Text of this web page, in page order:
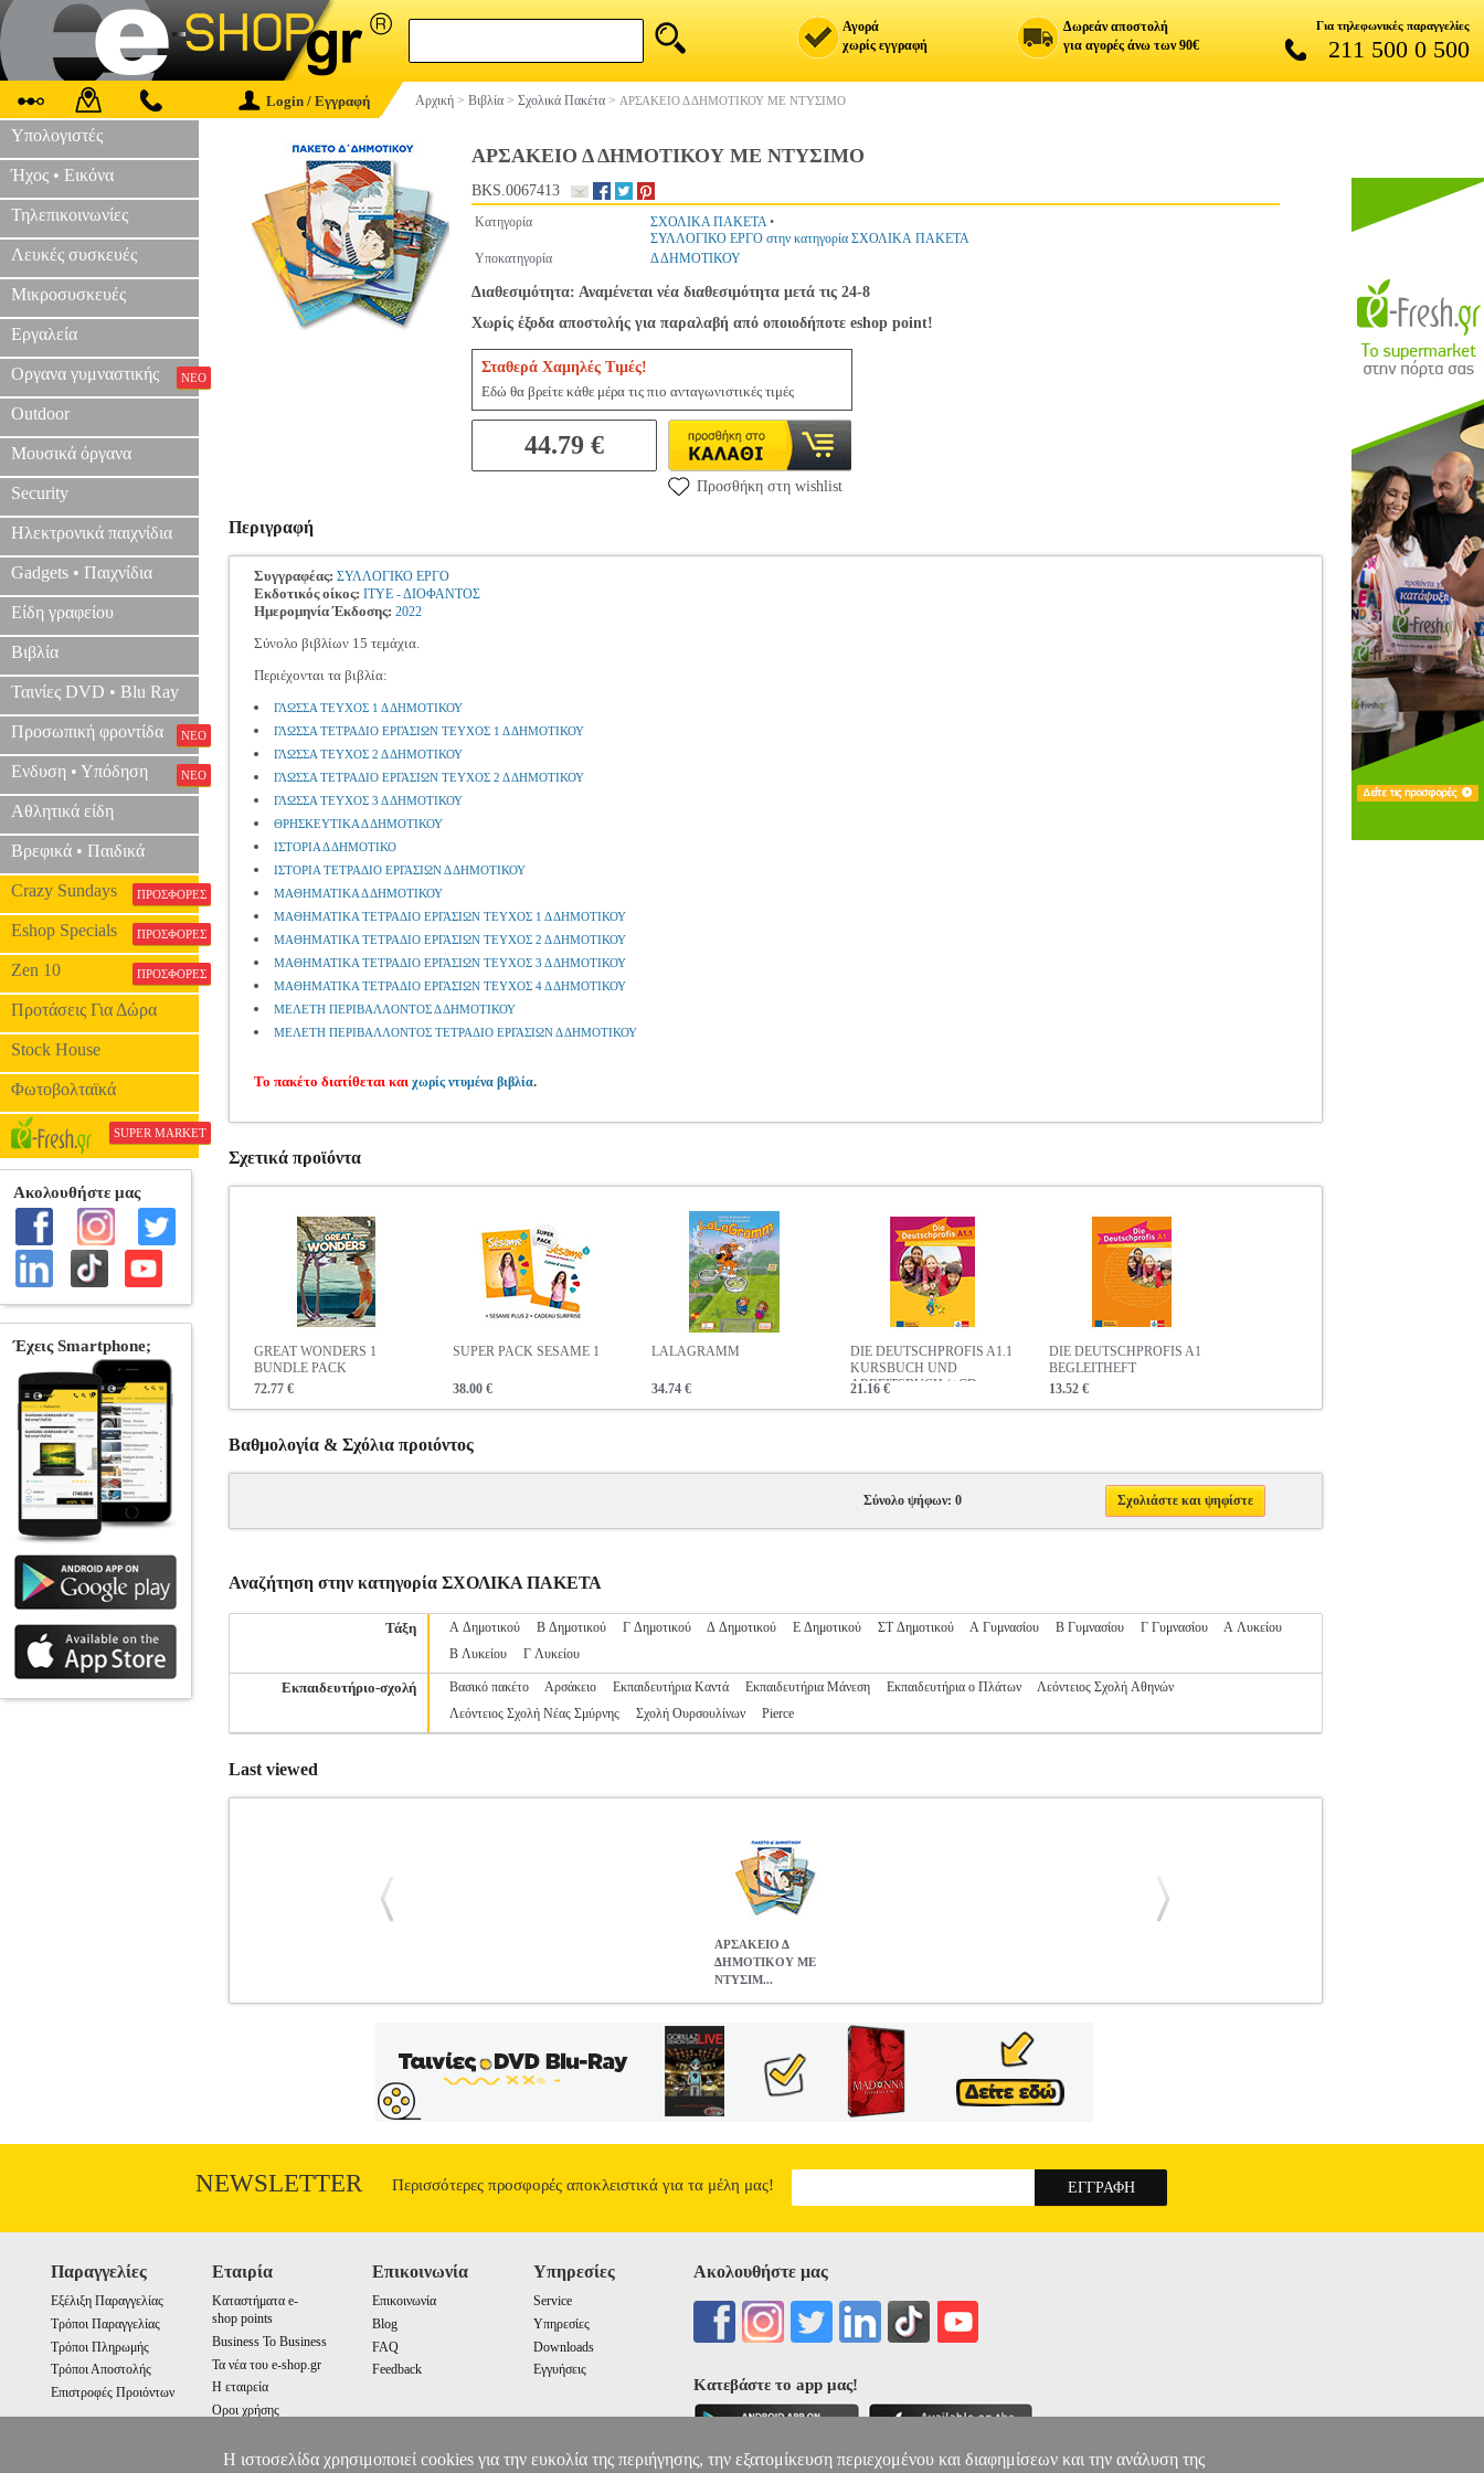
Αγορά
χωρίς εγγραφή
Δωρεάν αποστολή
για αγορές άνω των 90€
Για τηλεφωνικές παραγγελίες
211 500 0 500
Login / Εγγραφή Αρχική > Βιβλία > Σχολικά Πακέτα > ΑΡΣΑΚΕΙΟ Δ ΔΗΜΟΤΙΚΟΥ ΜΕ ΝΤΥΣΙΜΟ
Υπολογιστές
Ήχος • Εικόνα
Τηλεπικοινωνίες
Λευκές συσκευές
Μικροσυσκευές
Εργαλεία
Οργανα γυμναστικής ΝΕΟ
Outdoor
Μουσικά όργανα
Security
Ηλεκτρονικά παιχνίδια
Gadgets • Παιχνίδια
Είδη γραφείου
Βιβλία
Ταινίες DVD • Blu Ray
Προσωπική φροντίδα ΝΕΟ
Ενδυση • Υπόδηση ΝΕΟ
Αθλητικά είδη
Βρεφικά • Παιδικά
Crazy Sundays ΠΡΟΣΦΟΡΕΣ
Eshop Specials ΠΡΟΣΦΟΡΕΣ
Zen 10 ΠΡΟΣΦΟΡΕΣ
Προτάσεις Για Δώρα
Stock House
Φωτοβολταϊκά
SUPER MARKET
ΑΡΣΑΚΕΙΟ Δ ΔΗΜΟΤΙΚΟΥ ΜΕ ΝΤΥΣΙΜΟ
BKS.0067413
Κατηγορία ΣΧΟΛΙΚΑ ΠΑΚΕΤΑ•
ΣΥΛΛΟΓΙΚΟ ΕΡΓΟ στην κατηγορία ΣΧΟΛΙΚΑ ΠΑΚΕΤΑ
Υποκατηγορία
Δ ΔΗΜΟΤΙΚΟΥ
Διαθεσιμότητα: Αναμένεται νέα διαθεσιμότητα μετά τις 24-8
Χωρίς έξοδα αποστολής για παραλαβή από οποιοδήποτε eshop point!
Σταθερά Χαμηλές Τιμές!
Εδώ θα βρείτε κάθε μέρα τις πιο ανταγωνιστικές τιμές
44.79 €
Προσθήκη στη wishlist
Περιγραφή
Συγγραφέας: ΣΥΛΛΟΓΙΚΟ ΕΡΓΟ
Εκδοτικός οίκος: ΙΤΥΕ - ΔΙΟΦΑΝΤΟΣ
Ημερομηνία Έκδοσης: 2022
Σύνολο βιβλίων 15 τεμάχια.
Περιέχονται τα βιβλία:
ΓΛΩΣΣΑ ΤΕΥΧΟΣ 1 Δ ΔΗΜΟΤΙΚΟΥ
ΓΛΩΣΣΑ ΤΕΤΡΑΔΙΟ ΕΡΓΑΣΙΩΝ ΤΕΥΧΟΣ 1 Δ ΔΗΜΟΤΙΚΟΥ
ΓΛΩΣΣΑ ΤΕΥΧΟΣ 2 Δ ΔΗΜΟΤΙΚΟΥ
ΓΛΩΣΣΑ ΤΕΤΡΑΔΙΟ ΕΡΓΑΣΙΩΝ ΤΕΥΧΟΣ 2 Δ ΔΗΜΟΤΙΚΟΥ
ΓΛΩΣΣΑ ΤΕΥΧΟΣ 3 Δ ΔΗΜΟΤΙΚΟΥ
ΘΡΗΣΚΕΥΤΙΚΑ Δ ΔΗΜΟΤΙΚΟΥ
ΙΣΤΟΡΙΑ Δ ΔΗΜΟΤΙΚΟ
ΙΣΤΟΡΙΑ ΤΕΤΡΑΔΙΟ ΕΡΓΑΣΙΩΝ Δ ΔΗΜΟΤΙΚΟΥ
ΜΑΘΗΜΑΤΙΚΑ Δ ΔΗΜΟΤΙΚΟΥ
ΜΑΘΗΜΑΤΙΚΑ ΤΕΤΡΑΔΙΟ ΕΡΓΑΣΙΩΝ ΤΕΥΧΟΣ 1 Δ ΔΗΜΟΤΙΚΟΥ
ΜΑΘΗΜΑΤΙΚΑ ΤΕΤΡΑΔΙΟ ΕΡΓΑΣΙΩΝ ΤΕΥΧΟΣ 2 Δ ΔΗΜΟΤΙΚΟΥ
ΜΑΘΗΜΑΤΙΚΑ ΤΕΤΡΑΔΙΟ ΕΡΓΑΣΙΩΝ ΤΕΥΧΟΣ 3 Δ ΔΗΜΟΤΙΚΟΥ
ΜΑΘΗΜΑΤΙΚΑ ΤΕΤΡΑΔΙΟ ΕΡΓΑΣΙΩΝ ΤΕΥΧΟΣ 4 Δ ΔΗΜΟΤΙΚΟΥ
ΜΕΛΕΤΗ ΠΕΡΙΒΑΛΛΟΝΤΟΣ Δ ΔΗΜΟΤΙΚΟΥ
ΜΕΛΕΤΗ ΠΕΡΙΒΑΛΛΟΝΤΟΣ ΤΕΤΡΑΔΙΟ ΕΡΓΑΣΙΩΝ Δ ΔΗΜΟΤΙΚΟΥ
Το πακέτο διατίθεται και χωρίς ντυμένα βιβλία.
Σχετικά προϊόντα
GREAT WONDERS 1
BUNDLE PACK
72.77 €
SUPER PACK SESAME 1
38.00 €
LALAGRAMM
34.74 €
DIE DEUTSCHPROFIS A1.1
KURSBUCH UND
ARBEITSBUCH (+CD
21.16 €
DIE DEUTSCHPROFIS A1
BEGLEITHEFT
13.52 €
Βαθμολογία & Σχόλια προιόντος
Σύνολο ψήφων: 0 Σχολιάστε και ψηφίστε
Αναζήτηση στην κατηγορία ΣΧΟΛΙΚΑ ΠΑΚΕΤΑ
Τάξη Α Δημοτικού Β Δημοτικού Γ Δημοτικού Δ Δημοτικού Ε Δημοτικού ΣΤ Δημοτικού Α Γυμνασίου Β Γυμνασίου Γ Γυμνασίου
Α Λυκείου
Β Λυκείου
Γ Λυκείου
Εκπαιδευτήριο-σχολή Βασικό πακέτο Αρσάκειο Εκπαιδευτήρια Καντά Εκπαιδευτήρια Μάνεση Εκπαιδευτήρια ο Πλάτων
Λεόντειος Σχολή Αθηνών
Λεόντειος Σχολή Νέας Σμύρνης
Σχολή Ουρσουλίνων Pierce
Last viewed
ΑΡΣΑΚΕΙΟ Δ
ΔΗΜΟΤΙΚΟΥ ΜΕ
ΝΤΥΣΙΜ...
ΣΧΟΛΙΚΑ ΠΑΚΕΤΑ •ΣΥΛΛΟΓΙΚΟ ΕΡΓΟ στην κατηγορία ΣΧΟΛΙΚΑ ΠΑΚΕΤΑ Συγγραφέας: ΣΥΛΛΟΓΙΚΟ ΕΡΓΟ Εκδοτικός οίκος: ΙΤΥΕ -
ΔΙΟΦΑΝΤΟΣ Ημερομηνία Έκδοσης: 2022 Σύνολο βιβλίων 15 τεμάχια.Περιέχονται τα βιβλία: • ΓΛΩΣΣΑ ΤΕΥΧΟΣ 1 Δ ΔΗΜΟΤΙΚΟΥ • ΓΛΩΣΣΑ
ΤΕΤΡΑΔΙΟ ΕΡΓΑΣΙΩΝ ΤΕΥΧΟΣ 1 Δ ΔΗΜΟΤΙΚΟΥ • ΓΛΩΣΣΑ ΤΕΥΧΟΣ 2 Δ ΔΗΜΟΤΙΚΟΥ • ΓΛΩΣΣΑ ΤΕΤΡΑΔΙΟ ΕΡΓΑΣΙΩΝ ΤΕΥΧΟΣ 2 Δ
ΔΗΜΟΤΙΚΟΥ • ΓΛΩΣΣΑ ΤΕΥΧΟΣ 3 Δ ΔΗΜΟΤΙΚΟΥ • ΘΡΗΣΚΕΥΤΙΚΑ Δ ΔΗΜΟΤΙΚΟΥ • ΙΣΤΟΡΙΑ Δ ΔΗΜΟΤΙΚΟ • ΙΣΤΟΡΙΑ ΤΕΤΡΑΔΙΟ
ΕΡΓΑΣΙΩΝ Δ ΔΗΜΟΤΙΚΟΥ • ΜΑΘΗΜΑΤΙΚΑ Δ ΔΗΜΟΤΙΚΟΥ • ΜΑΘΗΜΑΤΙΚΑ ΤΕΤΡΑΔΙΟ ΕΡΓΑΣΙΩΝ ΤΕΥΧΟΣ 1 Δ ΔΗΜΟΤΙΚΟΥ •
ΠΕΡΙΒΑΛΛΟΝΤΟΣ ΤΕΤΡΑΔΙΟ ΕΡΓΑΣΙΩΝ Δ ΔΗΜΟΤΙΚΟΥ Το πακέτο διατίθεται και χωρίς ντυμένα βιβλία.ΑΡΣΑΚΕΙΟ Δ ΔΗΜΟΤΙΚΟΥ ΜΕ
ΝΤΥΣΙΜΟ
44.79
NEWSLETTER Περισσότερες προσφορές αποκλειστικά για τα μέλη μας!
Παραγγελίες
Εξέλιξη Παραγγελίας
Τρόποι Παραγγελίας
Τρόποι Πληρωμής
Τρόποι Αποστολής
Επιστροφές Προιόντων
Εταιρία
Καταστήματα e-
shop points
Business To Business
Τα νέα του e-shop.gr
Η εταιρεία
Οροι χρήσης
Επικοινωνία
Επικοινωνία
Blog
FAQ
Feedback
Υπηρεσίες
Service
Υπηρεσίες
Downloads
Εγγυήσεις
Ακολουθήστε μας
Κατεβάστε το app μας!
Η ιστοσελίδα χρησιμοποιεί cookies για την ευκολία της περιήγησης, την εξατομίκευση περιεχομένου και διαφημίσεων και την ανάλυση της